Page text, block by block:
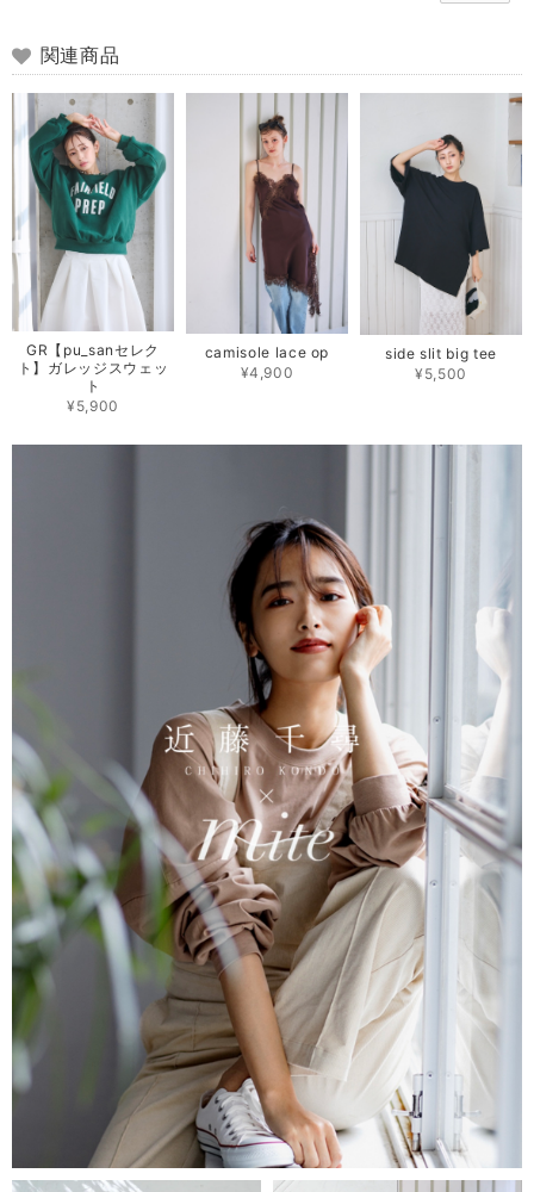
関連商品
GR【pu_sanセレク
ト】ガレッジスウェッ
ト
¥5,900
camisole lace op
¥4,900
side slit big tee
¥5,500